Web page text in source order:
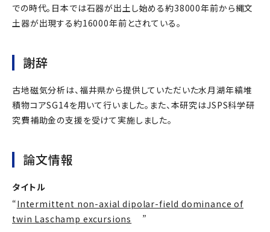
での時代。日本では石器が出土し始める約38000年前から縄文
土器が出現する約16000年前とされている。
謝辞
古地磁気分析は、福井県から提供していただいた水月湖年縞堆
積物コアSG14を用いて行いました。また、本研究はJSPS科学研
究費補助金の支援を受けて実施しました。
論文情報
タイトル
“Intermittent non-axial dipolar-field dominance of
twin Laschamp excursions
”